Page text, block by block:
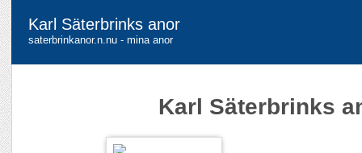
Karl Säterbrinks anor
saterbrinkanor.n.nu - mina anor
Karl Säterbrinks